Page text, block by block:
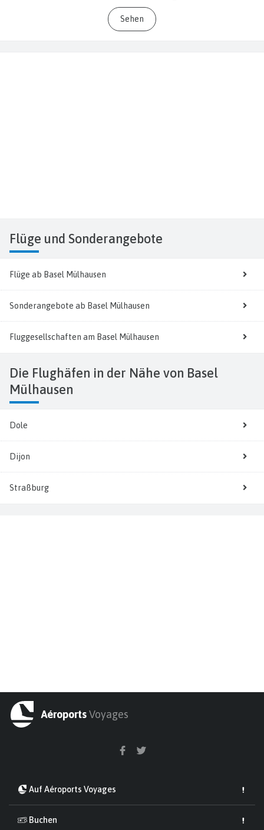
Sehen
Flüge und Sonderangebote
Flüge ab Basel Mülhausen
Sonderangebote ab Basel Mülhausen
Fluggesellschaften am Basel Mülhausen
Die Flughäfen in der Nähe von Basel
Mülhausen
Dole
Dijon
Straßburg
AéroportsVoyages
Auf Aéroports Voyages
Buchen